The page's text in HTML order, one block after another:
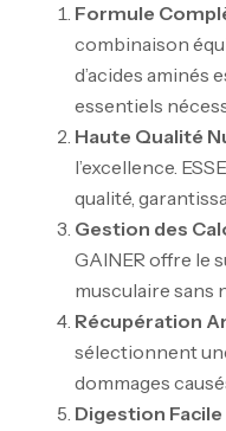
Formule
combinaison
d’acides
essentiels
Haute Qualité
l’excellence.
qualité,
Gestion des
GAINER offre le
musculaire sans
Récupération
sélectionnent
dommages
Digestion Facile